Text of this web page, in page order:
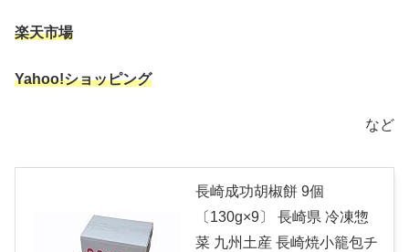
楽天市場
Yahoo!ショッピング
など
長崎成功胡椒餅 9個
〔130g×9〕 長崎県 冷凍惣
菜 九州土産 長崎焼小籠包チ